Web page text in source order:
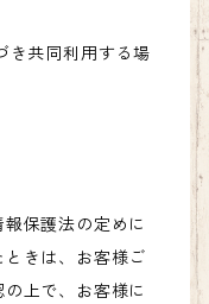
き共同利用する場
保護法の定めに
きは、お客様ご
上で、お客様に